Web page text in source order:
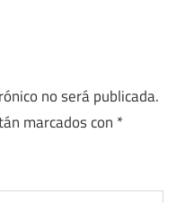
no será publicada.
marcados con *